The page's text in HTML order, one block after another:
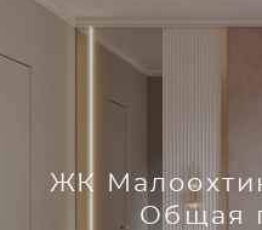
ЖК
Общая